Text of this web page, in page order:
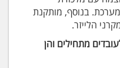
בנוסף, מותקנת
הלייזר.
מתחילים והן